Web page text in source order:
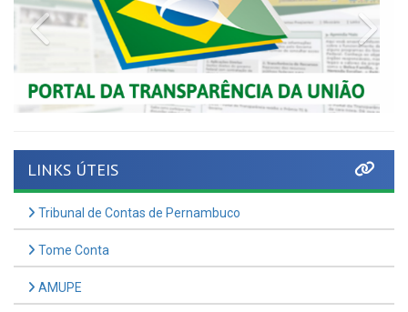
Tribunal de Contas de Pernambuco
Tome Conta
AMUPE
Governo de Pernambuco